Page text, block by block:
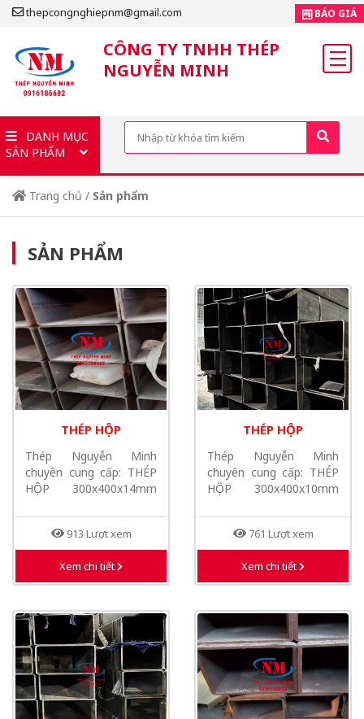
thepcongnghiepnm@gmail.com BÁO GIÁ
CÔNG TY TNHH THÉP
NGUYỄN MINH
DANH MỤC
SẢN PHẨM
Trang chủ / Sản phẩm
SẢN PHẨM
THÉP HỘP
300X400X14MM MỚI
NHẤT NĂM 2026
Thép Nguyễn Minh
chuyên cung cấp: THÉP
HỘP 300x400x14mm
THÉP...
913 Lượt xem
Xem chi tiết
THÉP HỘP
300X400X10MM MỚI
NHẤT NĂM 2026
Thép Nguyễn Minh
chuyên cung cấp: THÉP
HỘP 300x400x10mm
THÉP...
761 Lượt xem
Xem chi tiết